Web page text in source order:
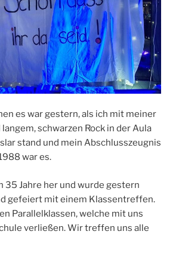
es war gestern, als ich mit meiner
schwarzen Rock in der Aula
stand und mein Abschlusszeugnis
war es.
35 Jahre her und wurde gestern
gefeiert mit einem Klassentreffen.
Parallelklassen, welche mit uns
verließen. Wir treffen uns alle